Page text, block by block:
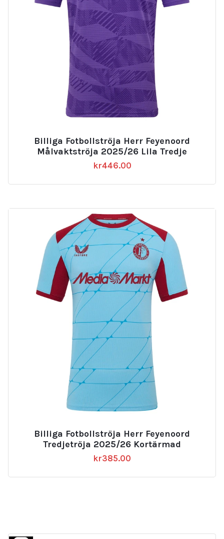
Billiga Fotbollströja Herr Feyenoord
Målvaktströja 2025/26 Lila Tredje
kr446.00
Billiga Fotbollströja Herr Feyenoord
Tredjetröja 2025/26 Kortärmad
kr385.00